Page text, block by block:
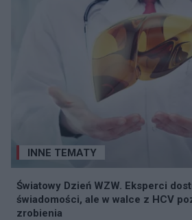
INNE TEMATY
Światowy Dzień WZW. Eksperci
świadomości, ale w walce z HCV
zrobienia